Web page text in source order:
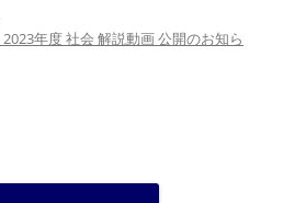
年度 社会 解説動画 公開のお知ら